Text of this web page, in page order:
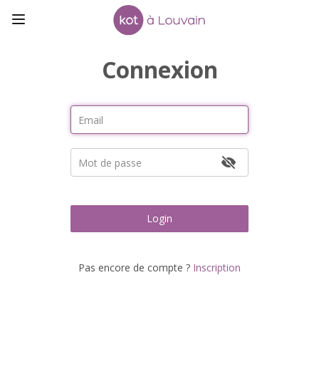
Connexion
Login
Pas encore de compte ? Inscription